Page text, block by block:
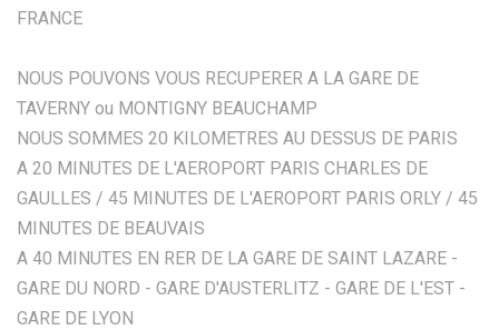
FRANCE
NOUS POUVONS VOUS RECUPERER A LA GARE DE
TAVERNY ou MONTIGNY BEAUCHAMP
NOUS SOMMES 20 KILOMETRES AU DESSUS DE PARIS
A 20 MINUTES DE L'AEROPORT PARIS CHARLES DE
GAULLES / 45 MINUTES DE L'AEROPORT PARIS ORLY / 45
MINUTES DE BEAUVAIS
A 40 MINUTES EN RER DE LA GARE DE SAINT LAZARE -
GARE DU NORD - GARE D'AUSTERLITZ - GARE DE L'EST -
GARE DE LYON